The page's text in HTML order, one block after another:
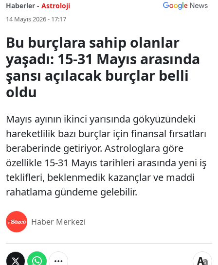
Haberler - Astroloji
14 Mayıs 2026 - 17:17
Bu burçlara sahip olanlar
yaşadı: 15-31 Mayıs arasında
şansı açılacak burçlar belli
oldu
Mayıs ayının ikinci yarısında gökyüzündeki
hareketlilik bazı burçlar için finansal fırsatları
beraberinde getiriyor. Astrologlara göre
özellikle 15-31 Mayıs tarihleri arasında yeni iş
teklifleri, beklenmedik kazançlar ve maddi
rahatlama gündeme gelebilir.
Haber Merkezi